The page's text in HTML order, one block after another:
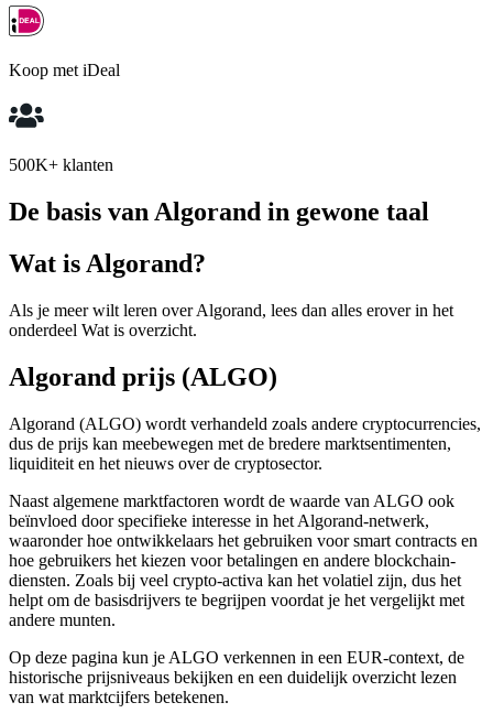
Koop met iDeal
500K+ klanten
De basis van Algorand in gewone taal
Wat is Algorand?
Als je meer wilt leren over Algorand, lees dan alles erover in het
onderdeel Wat is overzicht.
Algorand prijs (ALGO)
Algorand (ALGO) wordt verhandeld zoals andere cryptocurrencies,
dus de prijs kan meebewegen met de bredere marktsentimenten,
liquiditeit en het nieuws over de cryptosector.
Naast algemene marktfactoren wordt de waarde van ALGO ook
beïnvloed door specifieke interesse in het Algorand-netwerk,
waaronder hoe ontwikkelaars het gebruiken voor smart contracts en
hoe gebruikers het kiezen voor betalingen en andere blockchain-
diensten. Zoals bij veel crypto-activa kan het volatiel zijn, dus het
helpt om de basisdrijvers te begrijpen voordat je het vergelijkt met
andere munten.
Op deze pagina kun je ALGO verkennen in een EUR-context, de
historische prijsniveaus bekijken en een duidelijk overzicht lezen
van wat marktcijfers betekenen.